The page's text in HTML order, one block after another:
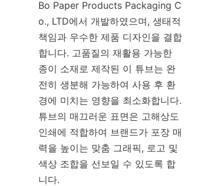
Bo Paper Products Packaging C
o., LTD에서 개발하였으며, 생태적
책임과 우수한 제품 디자인을 결합
합니다. 고품질의 재활용 가능한
종이 소재로 제작된 이 튜브는 완
전히 생분해 가능하여 사용 후 환
경에 미치는 영향을 최소화합니다.
튜브의 매끄러운 표면은 고해상도
인쇄에 적합하여 브랜드가 포장 매
력을 높이는 맞춤 그래픽, 로고 및
색상 조합을 선보일 수 있도록 합
니다.